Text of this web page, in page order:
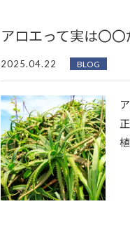
アロエって実は〇〇
2025.04.22 BLOG